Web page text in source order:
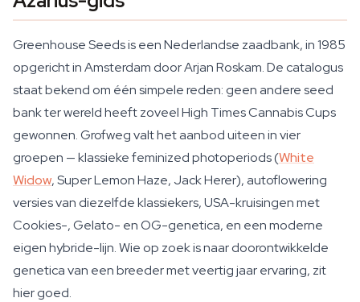
Greenhouse Seeds is een Nederlandse zaadbank, in 1985
opgericht in Amsterdam door Arjan Roskam. De catalogus
staat bekend om één simpele reden: geen andere seed
bank ter wereld heeft zoveel High Times Cannabis Cups
gewonnen. Grofweg valt het aanbod uiteen in vier
groepen — klassieke feminized photoperiods (White
Widow, Super Lemon Haze, Jack Herer), autoflowering
versies van diezelfde klassiekers, USA-kruisingen met
Cookies-, Gelato- en OG-genetica, en een moderne
eigen hybride-lijn. Wie op zoek is naar doorontwikkelde
genetica van een breeder met veertig jaar ervaring, zit
hier goed.